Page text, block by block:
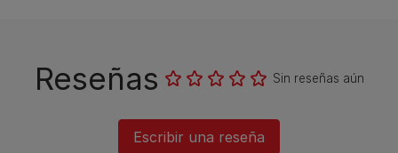
Reseñas Sin reseñas aún
Escribir una reseña